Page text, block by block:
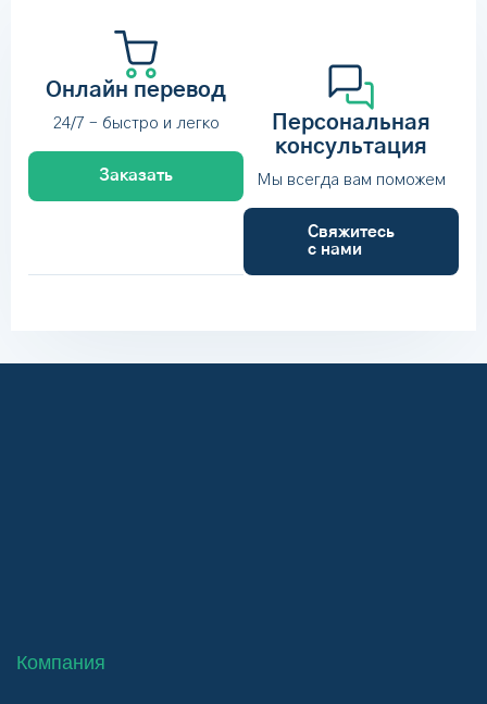
Онлайн перевод
24/7 – быстро и легко
Заказать
Персональная
консультация
Мы всегда вам поможем
Свяжитесь
с нами
Компания